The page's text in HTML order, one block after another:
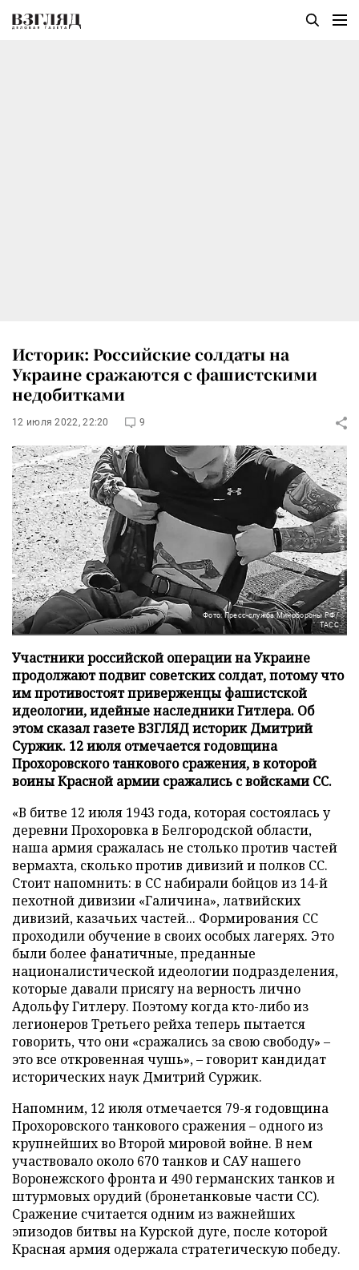
Историк: Российские солдаты на
Украине сражаются с фашистскими
недобитками
12 июля 2022, 22:20 9
Фото: Пресс-служба Минобороны РФ/
ТАСС
Участники российской операции на Украине
продолжают подвиг советских солдат, потому что
им противостоят приверженцы фашистской
идеологии, идейные наследники Гитлера. Об
этом сказал газете ВЗГЛЯД историк Дмитрий
Суржик. 12 июля отмечается годовщина
Прохоровского танкового сражения, в которой
воины Красной армии сражались с войсками СС.
«В битве 12 июля 1943 года, которая состоялась у
деревни Прохоровка в Белгородской области,
наша армия сражалась не столько против частей
вермахта, сколько против дивизий и полков СС.
Стоит напомнить: в СС набирали бойцов из 14-й
пехотной дивизии «Галичина», латвийских
дивизий, казачьих частей... Формирования СС
проходили обучение в своих особых лагерях. Это
были более фанатичные, преданные
националистической идеологии подразделения,
которые давали присягу на верность лично
Адольфу Гитлеру. Поэтому когда кто-либо из
легионеров Третьего рейха теперь пытается
говорить, что они «сражались за свою свободу» –
это все откровенная чушь», – говорит кандидат
исторических наук Дмитрий Суржик.
Напомним, 12 июля отмечается 79-я годовщина
Прохоровского танкового сражения – одного из
крупнейших во Второй мировой войне. В нем
участвовало около 670 танков и САУ нашего
Воронежского фронта и 490 германских танков и
штурмовых орудий (бронетанковые части СС).
Сражение считается одним из важнейших
эпизодов битвы на Курской дуге, после которой
Красная армия одержала стратегическую победу.